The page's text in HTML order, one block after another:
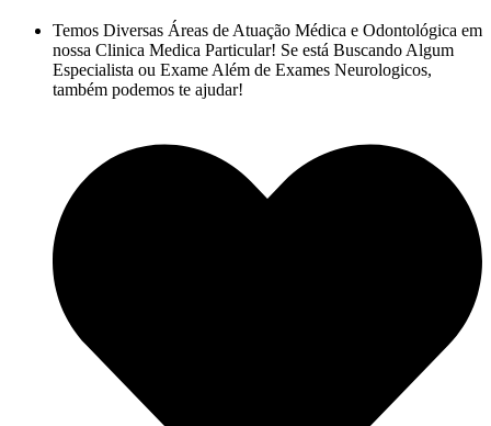
Temos Diversas Áreas de Atuação Médica e Odontológica em
nossa Clinica Medica Particular! Se está Buscando Algum
Especialista ou Exame Além de Exames Neurologicos,
também podemos te ajudar!